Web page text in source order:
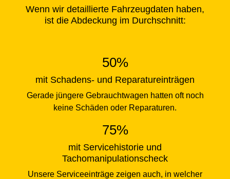
Wenn wir detaillierte Fahrzeugdaten haben,
ist die Abdeckung im Durchschnitt:
50%
mit Schadens- und Reparatureinträgen
Gerade jüngere Gebrauchtwagen hatten oft noch
keine Schäden oder Reparaturen.
75%
mit Servicehistorie und
Tachomanipulationscheck
Unsere Serviceeinträge zeigen auch, in welcher